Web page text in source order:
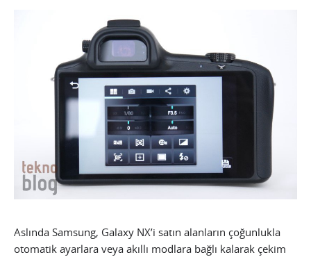
Aslında Samsung, Galaxy NX’i satın alanların çoğunlukla
otomatik ayarlara veya akıllı modlara bağlı kalarak çekim